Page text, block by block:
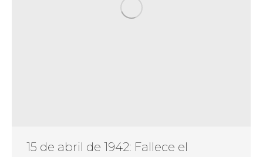
15 de abril de 1942: Fallece el